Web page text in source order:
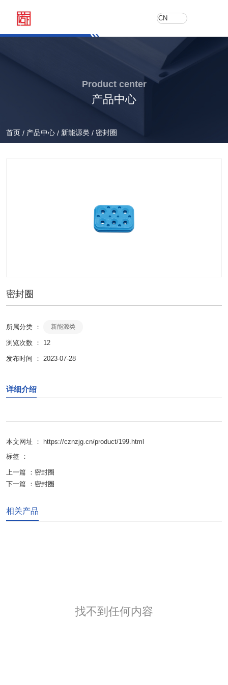
CN
Product center
产品中心
首页 / 产品中心 / 新能源类 / 密封圈
密封圈
所属分类 ： 新能源类
浏览次数 ： 12
发布时间 ： 2023-07-28
详细介绍
本文网址 ： https://cznzjg.cn/product/199.html
标签 ：
上一篇 ： 密封圈
下一篇 ： 密封圈
相关产品
找不到任何内容